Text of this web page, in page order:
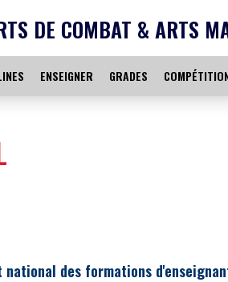
DE COMBAT & ARTS
ENSEIGNER GRADES
des formations